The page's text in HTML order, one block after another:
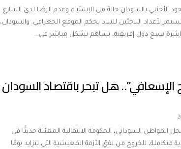
الأجنبي بالسودان حالة من الإستياء وعدم الرضا لدى الشارع
لأعداد اللاجئين للبلاد بحكم الموقع الجغرافي. والسودان،
سبع دول إفريقية، تساهم بشكل مباشر في…
الإسعافي”.. هل تبحر باقتصاد السودان
المواطن السوداني، الحكومة الانتقالية المعيّنة حديثًا في
متكاملة، للخروج من نفقِ الأزمة المعيشية التي تتزايد يومًا